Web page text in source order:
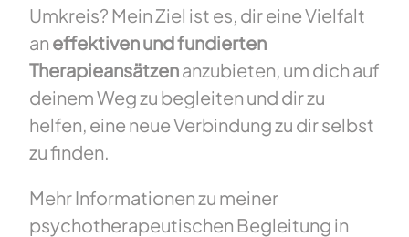
Umkreis? Mein Ziel ist es, dir eine Vielfalt
an effektiven und fundierten
Therapieansätzenanzubieten, um dich auf
deinem Weg zu begleiten und dir zu
helfen, eine neue Verbindung zu dir selbst
zu finden.
Mehr Informationen zu meiner
psychotherapeutischen Begleitung in